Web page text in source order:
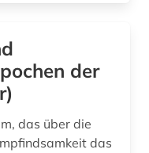
der
das über die
das